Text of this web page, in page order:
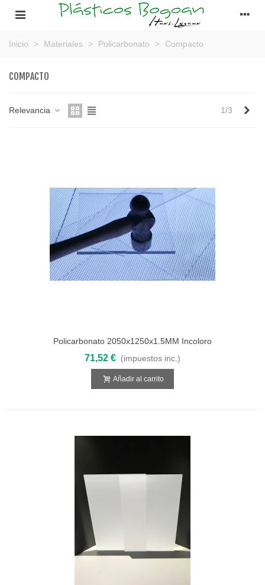
Inicio > Materiales > Policarbonato > Compacto
COMPACTO
Relevancia 1/3
Policarbonato 2050x1250x1.5MM Incoloro
Compacto
71,52 € (impuestos inc.)
Añadir al carrito